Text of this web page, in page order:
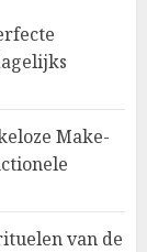
Make-
van de